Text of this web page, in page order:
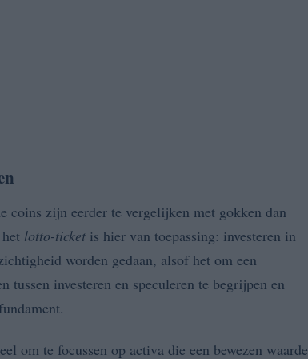
coins zijn eerder te vergelijken met gokken dan
lotto-ticket is hier van toepassing: investeren in
worden gedaan, alsof het om een
investeren en speculeren te begrijpen en
om te focussen op activa die een bewezen waarde